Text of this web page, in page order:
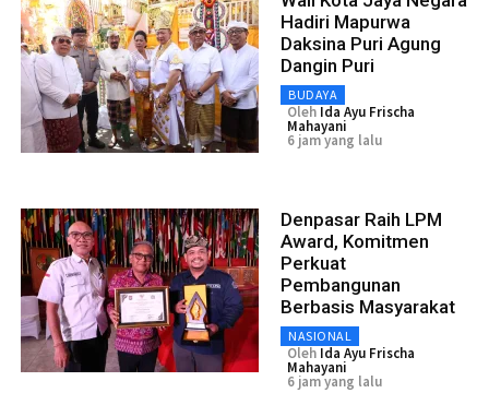
Hadiri Mapurwa
Daksina Puri Agung
Dangin Puri
BUDAYA
Oleh Ida Ayu Frischa
Mahayani
6 jam yang lalu
Denpasar Raih LPM
Award, Komitmen
Perkuat
Pembangunan
Berbasis Masyarakat
NASIONAL
Oleh Ida Ayu Frischa
Mahayani
6 jam yang lalu